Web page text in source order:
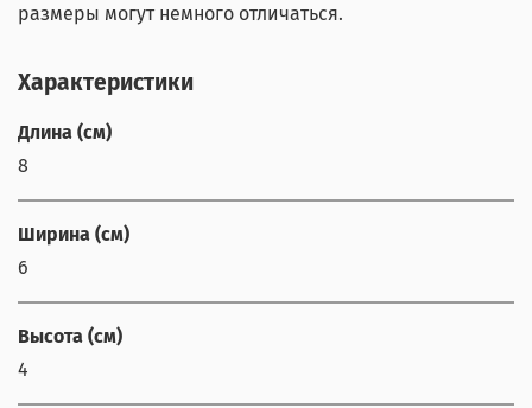
размеры могут немного отличаться.
Характеристики
Длина (см)
8
Ширина (см)
6
Высота (см)
4